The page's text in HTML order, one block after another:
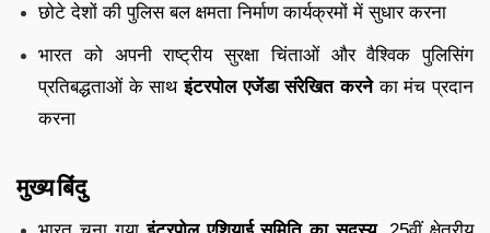
छोटे देशों की पुलिस बल क्षमता निर्माण कार्यक्रमों में सुधार करना
भारत को अपनी राष्ट्रीय सुरक्षा चिंताओं और वैश्विक पुलिसिंग
प्रतिबद्धताओं के साथइंटरपोल एजेंडा संरेखित करनेका मंच प्रदान
करना
मुख्य बिंदु